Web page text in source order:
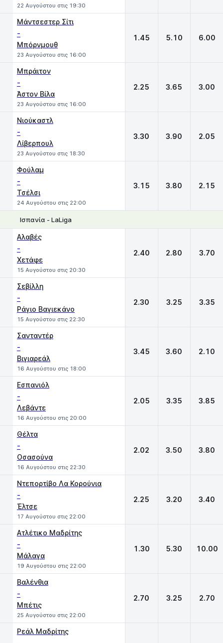
22 Αυγούστου στις 19:30
Μάντσεστερ Σίτι
-
Μπόρνμουθ
23 Αυγούστου στις 16:00
1.45 5.10 6.00
Μπράιτον
-
Άστον Βίλα
23 Αυγούστου στις 16:00
2.25 3.65 3.00
Νιούκαστλ
-
Λίβερπουλ
23 Αυγούστου στις 18:30
3.30 3.90 2.05
Φούλαμ
-
Τσέλσι
24 Αυγούστου στις 22:00
3.15 3.80 2.15
Ισπανία - LaLiga
Αλαβές
-
Χετάφε
15 Αυγούστου στις 20:30
2.40 2.80 3.70
Σεβίλλη
-
Ράγιο Βαγιεκάνο
15 Αυγούστου στις 22:30
2.30 3.25 3.35
Σανταντέρ
-
Βιγιαρεάλ
16 Αυγούστου στις 18:00
3.45 3.60 2.10
Εσπανιόλ
-
Λεβάντε
16 Αυγούστου στις 20:00
2.05 3.35 3.85
Θέλτα
-
Οσασούνα
16 Αυγούστου στις 22:30
2.02 3.50 3.80
Ντεπορτίβο Λα Κορούνια
-
Έλτσε
17 Αυγούστου στις 22:00
2.25 3.20 3.40
Ατλέτικο Μαδρίτης
-
Μάλαγα
19 Αυγούστου στις 22:00
1.30 5.30 10.00
Βαλένθια
-
Μπέτις
25 Αυγούστου στις 22:00
2.70 3.25 2.70
Ρεάλ Μαδρίτης